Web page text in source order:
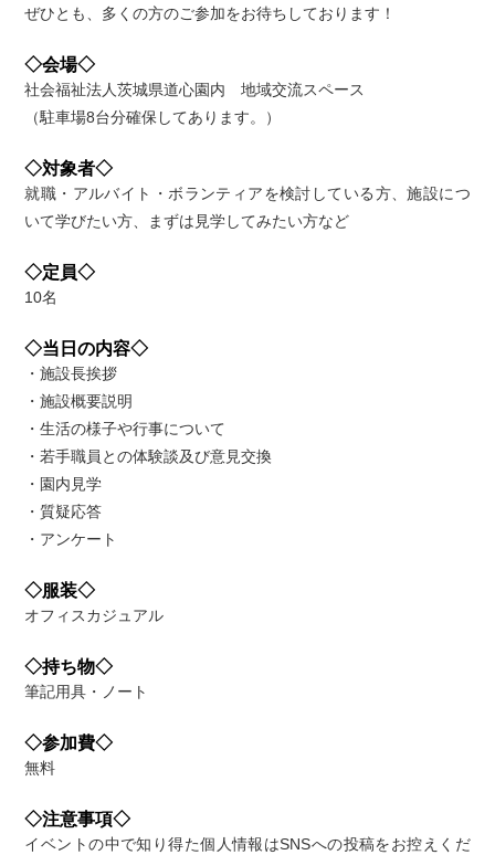
ぜひとも、多くの方のご参加をお待ちしております！
◇会場◇
社会福祉法人茨城県道心園内 地域交流スペース
（駐車場8台分確保してあります。）
◇対象者◇
就職・アルバイト・ボランティアを検討している方、施設につ
いて学びたい方、まずは見学してみたい方など
◇定員◇
10名
◇当日の内容◇
・施設長挨拶
・施設概要説明
・生活の様子や行事について
・若手職員との体験談及び意見交換
・園内見学
・質疑応答
・アンケート
◇服装◇
オフィスカジュアル
◇持ち物◇
筆記用具・ノート
◇参加費◇
無料
◇注意事項◇
イベントの中で知り得た個人情報はSNSへの投稿をお控えくだ